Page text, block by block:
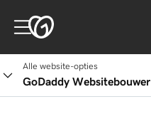
Alle website-opties
GoDaddy Websitebouwer